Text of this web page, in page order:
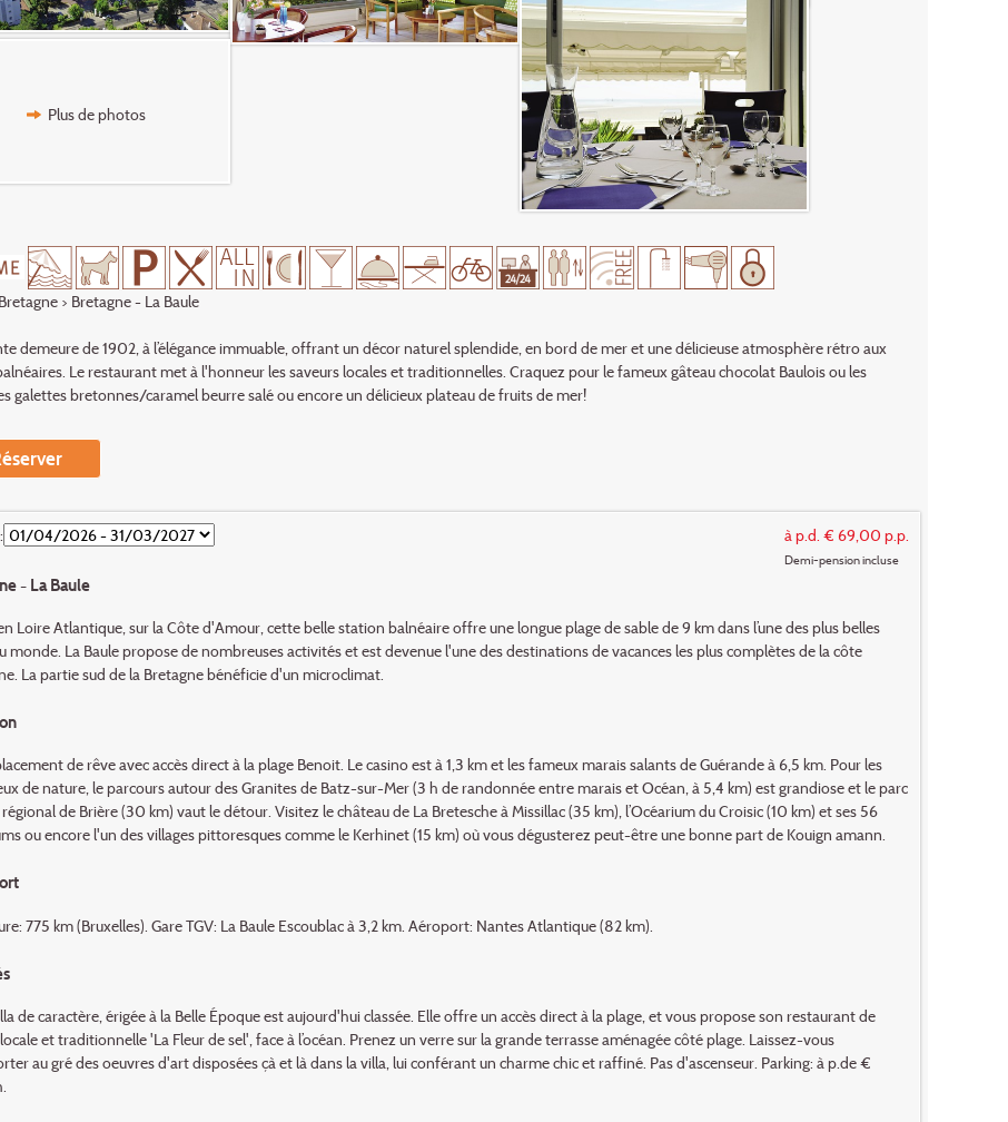
Plus de photos
Bretagne> Bretagne - La Baule
demeure de 1902, à l’élégance immuable, offrant un décor naturel splendide, en bord de mer et une délicieuse atmosphère rétro aux
Le restaurant met à l'honneur les saveurs locales et traditionnelles. Craquez pour le fameux gâteau chocolat Baulois ou les
galettes bretonnes/caramel beurre salé ou encore un délicieux plateau de fruits de mer!
à p.d. € 69,00 p.p.
Demi-pension incluse
- La Baule
Loire Atlantique, sur la Côte d'Amour, cette belle station balnéaire offre une longue plage de sable de 9 km dans l’une des plus belles
monde. La Baule propose de nombreuses activités et est devenue l'une des destinations de vacances les plus complètes de la côte
La partie sud de la Bretagne bénéficie d'un microclimat.
de rêve avec accès direct à la plage Benoit. Le casino est à 1,3 km et les fameux marais salants de Guérande à 6,5 km. Pour les
de nature, le parcours autour des Granites de Batz-sur-Mer (3 h de randonnée entre marais et Océan, à 5,4 km) est grandiose et le parc
de Brière (30 km) vaut le détour. Visitez le château de La Bretesche à Missillac (35 km), l’Océarium du Croisic (10 km) et ses 56
ou encore l'un des villages pittoresques comme le Kerhinet (15 km) où vous dégusterez peut-être une bonne part de Kouign amann.
775 km (Bruxelles). Gare TGV: La Baule Escoublac à 3,2 km. Aéroport: Nantes Atlantique (82 km).
de caractère, érigée à la Belle Époque est aujourd'hui classée. Elle offre un accès direct à la plage, et vous propose son restaurant de
et traditionnelle 'La Fleur de sel', face à l’océan. Prenez un verre sur la grande terrasse aménagée côté plage. Laissez-vous
au gré des oeuvres d'art disposées çà et là dans la villa, lui conférant un charme chic et raffiné. Pas d'ascenseur. Parking: à p.de €